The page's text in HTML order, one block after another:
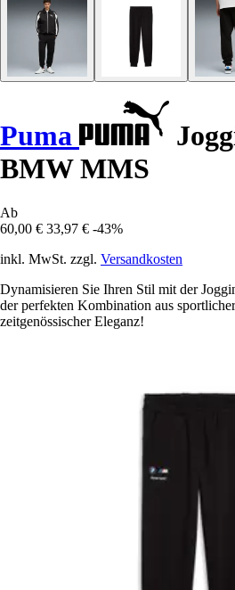
Puma
BMW MMS
Ab
60,00 € 33,97 € -43%
inkl. MwSt. zzgl. Versandkosten
Dynamisieren Sie Ihren Stil mit der
der perfekten Kombination aus
zeitgenössischer Eleganz!